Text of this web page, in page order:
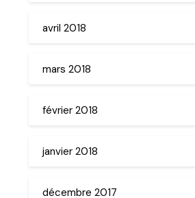
avril 2018
mars 2018
février 2018
janvier 2018
décembre 2017